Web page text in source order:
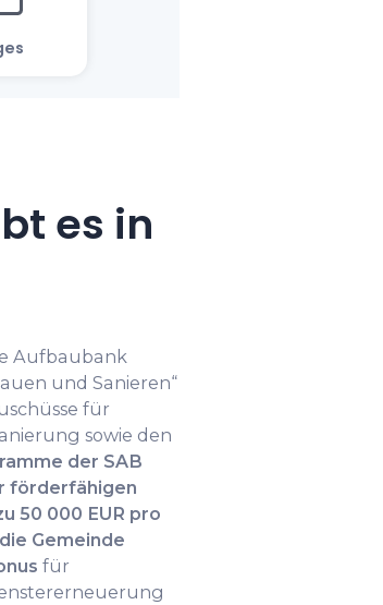
es in
Aufbaubank
und Sanieren“
für
sowie den
der SAB
förderfähigen
50 000 EUR pro
Gemeinde
für